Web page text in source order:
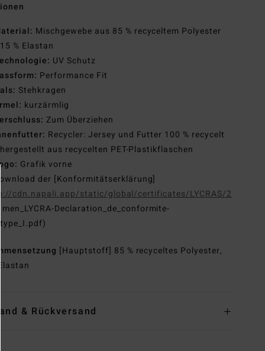
Mischgewebe aus 85 % recyceltem Polyester
% Elastan
UV Schutz
Performance Fit
Stehkragen
kurzärmlig
Zum Überziehen
Recycler: Jersey und Futter 100 % recycelt
aus recycelten PET-Plastikflaschen
Grafik vorne
Download der [Konformitätserklärung]
cdn.napali.app/static/global/certificates/LYCRAS/261-
men_LYCRA-Declaration_de_conformite-
[Hauptstoff] 85 % recyceltes Polyester,
& Rückversand